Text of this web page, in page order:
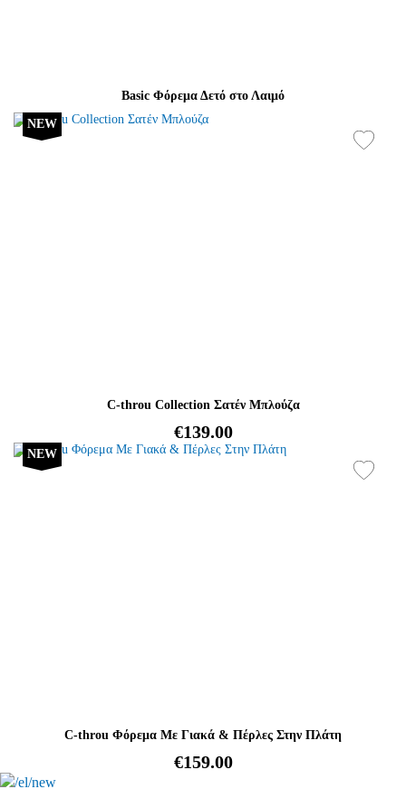
Basic Φόρεμα Δετό στο Λαιμό
NEW
C-throu Collection Σατέν Μπλούζα
€139.00
NEW
C-throu Φόρεμα Με Γιακά & Πέρλες Στην Πλάτη
€159.00